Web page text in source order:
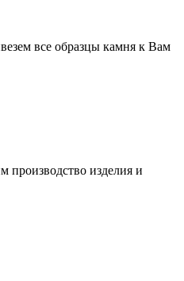
все образцы камня к Вам
производство изделия и